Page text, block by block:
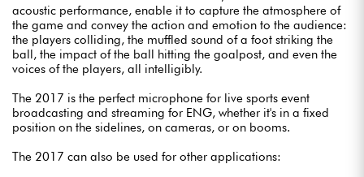
acoustic performance, enable it to capture the atmosphere of
the game and convey the action and emotion to the audience:
the players colliding, the muffled sound of a foot striking the
ball, the impact of the ball hitting the goalpost, and even the
voices of the players, all intelligibly.
The 2017 is the perfect microphone for live sports event
broadcasting and streaming for ENG, whether it's in a fixed
position on the sidelines, on cameras, or on booms.
The 2017 can also be used for other applications: